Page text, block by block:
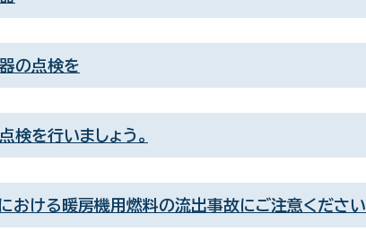
の点検を
検を行いましょう。
おける暖房機用燃料の流出事故にご注意ください